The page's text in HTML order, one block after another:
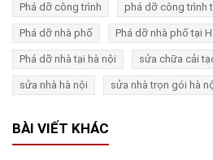
Phá dỡ công trình phá dỡ công trình
Phá dỡ nhà phố Phá dỡ nhà phố tại
Phá dỡ nhà tại hà nội sửa chữa cải
sửa nhà hà nội sửa nhà trọn gói hà
BÀI VIẾT KHÁC